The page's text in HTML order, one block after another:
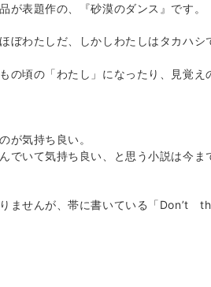
表題作の、『砂漠のダンス』です。
ぼわたしだ、しかしわたしはタカハシ
の頃の「わたし」になったり、見覚え
が気持ち良い。
でいて気持ち良い、と思う小説は今ま
ませんが、帯に書いている「Don’t